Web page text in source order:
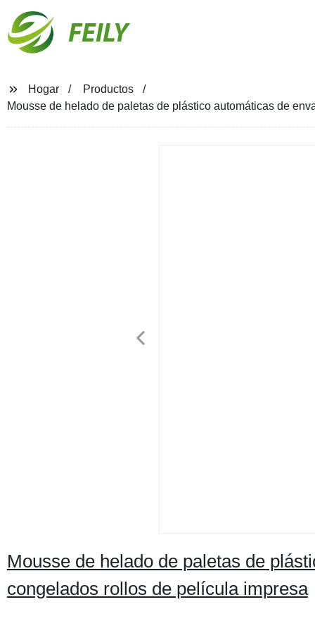
FEILY
Hogar
Productos
Mousse de helado de paletas de plástico automáticas de
Mousse de helado de paletas de
congelados rollos de película impresa